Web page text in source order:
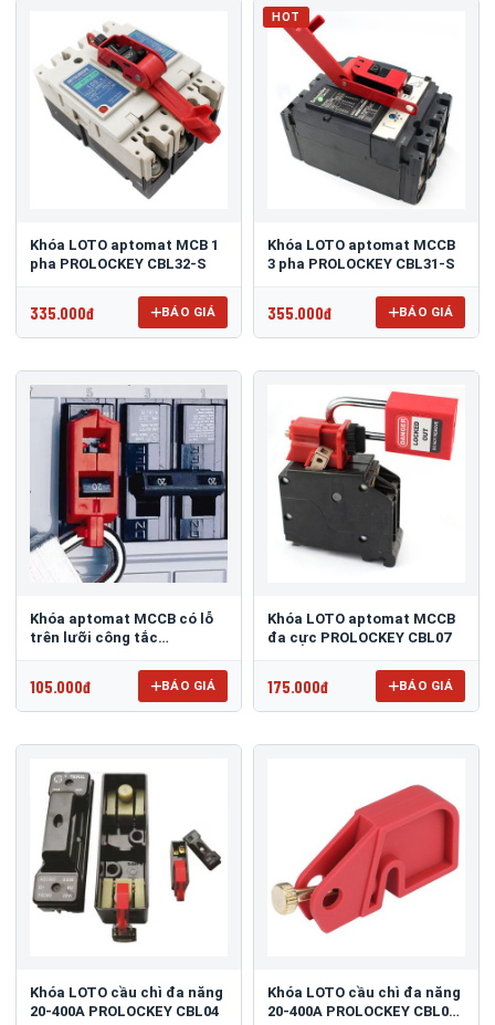
Khóa LOTO aptomat MCB 1
pha PROLOCKEY CBL32-S
335.000đ BÁO GIÁ
HOT
Khóa LOTO aptomat MCCB
3 pha PROLOCKEY CBL31-S
355.000đ BÁO GIÁ
Khóa aptomat MCCB có lỗ
trên lưỡi công tắc
105.000đ BÁO GIÁ
Khóa LOTO aptomat MCCB
đa cực PROLOCKEY CBL07
175.000đ BÁO GIÁ
Khóa LOTO cầu chì đa năng
20-400A PROLOCKEY CBL04
Khóa LOTO cầu chì đa năng
20-400A PROLOCKEY CBL04-